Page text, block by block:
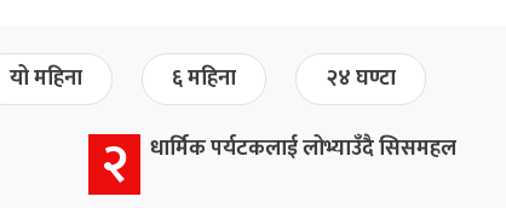
यो महिना ६ महिना २४ घण्टा
२ धार्मिक पर्यटकलाई लोभ्याउँदै सिसमहल